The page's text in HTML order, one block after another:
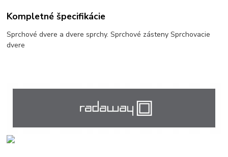
Kompletné špecifikácie
Sprchové dvere a dvere sprchy. Sprchové zásteny Sprchovacie
dvere